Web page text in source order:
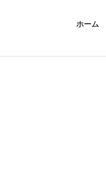
ホーム